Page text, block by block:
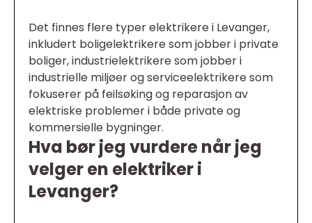
Det finnes flere typer elektrikere i Levanger,
inkludert boligelektrikere som jobber i private
boliger, industrielektrikere som jobber i
industrielle miljøer og serviceelektrikere som
fokuserer på feilsøking og reparasjon av
elektriske problemer i både private og
kommersielle bygninger.
Hva bør jeg vurdere når jeg
velger en elektriker i
Levanger?